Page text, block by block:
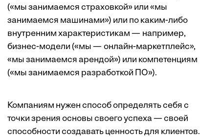
(«мы занимаемся страховкой» или «мы
занимаемся машинами») или по каким-либо
внутренним характеристикам — например,
бизнес-модели («мы — онлайн-маркетплейс»,
«мы занимаемся арендой») или компетенциям
(«мы занимаемся разработкой ПО»).
Компаниям нужен способ определять себя с
точки зрения основы своего успеха — своей
способности создавать ценность для клиентов.